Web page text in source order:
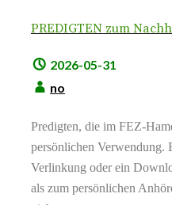
PREDIGTEN zum
2026-05-31
no
Predigten, die im FEZ-
persönlichen Verwendung.
Verlinkung oder ein
als zum persönlichen